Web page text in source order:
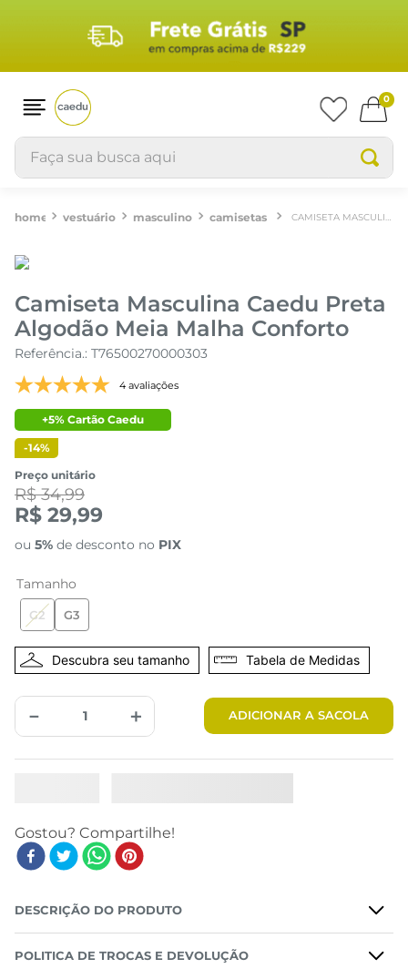
0
Faça sua busca aqui
vestuário masculino camisetas
Camiseta Masculina Caedu Preta
Algodão Meia Malha Conforto
Referência.: T76500270000303
4 avaliações
+5% Cartão Caedu
-14%
Preço unitário
R$ 34,99
R$ 29,99
ou 5% de desconto no PIX
Tamanho
G2 G3
Tabela de Medidas
＋
－ ADICIONAR A SACOLA
DESCRIÇÃO DO PRODUTO
POLITICA DE TROCAS E DEVOLUÇÃO